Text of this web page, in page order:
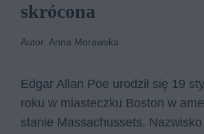
skrócona
Autor: Anna Morawska
Edgar Allan Poe urodził się 19
roku w miasteczku Boston w
stanie Massachussets. Nazwisko